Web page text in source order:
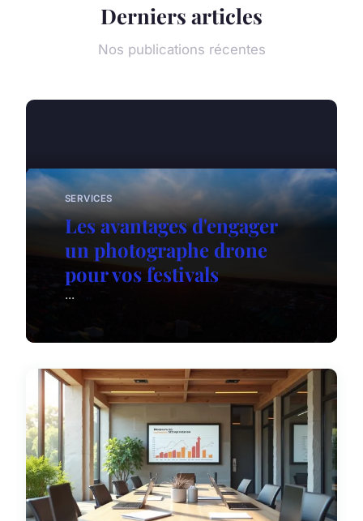
Derniers articles
Nos publications récentes
SERVICES
Les avantages d'engager
un photographe drone
pour vos festivals
...